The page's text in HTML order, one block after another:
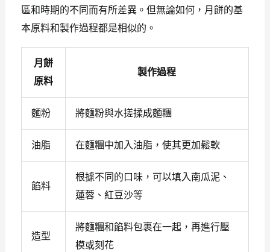
區和時期的不同而有所差異。但無論如何，月餅的基
本原料和製作過程都是相似的。
月餅
原料
製作過程
麵粉 將麵粉與水搓揉成麵糰
油脂 在麵糰中加入油脂，使其更加鬆軟
餡料
根據不同的口味，可以填入南瓜泥、
蓮蓉、紅豆沙等
造型
將麵糰和餡料包裹在一起，再進行壓
模或刻花